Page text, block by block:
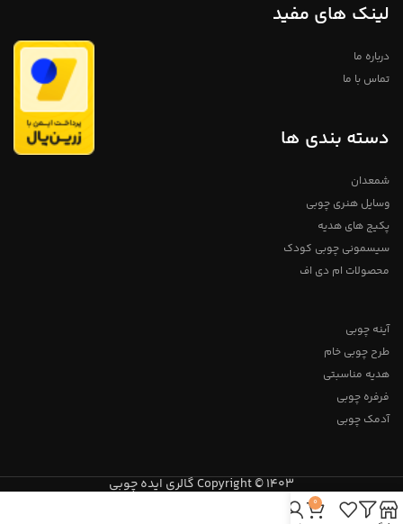
لینک های مفید
درباره ما
تماس با ما
دسته بندی ها
شمعدان
وسایل هنری چوبی
پکیج های هدیه
سیسمونی چوبی کودک
محصولات ام دی اف
آینه چوبی
طرح چوبی خام
هدیه مناسبتی
فرفره چوبی
آدمک چوبی
Copyright © 1403 گالری ایده چوبی
0